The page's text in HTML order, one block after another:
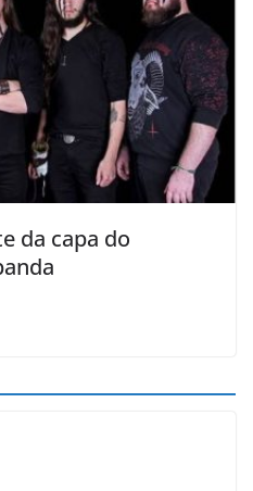
da capa do